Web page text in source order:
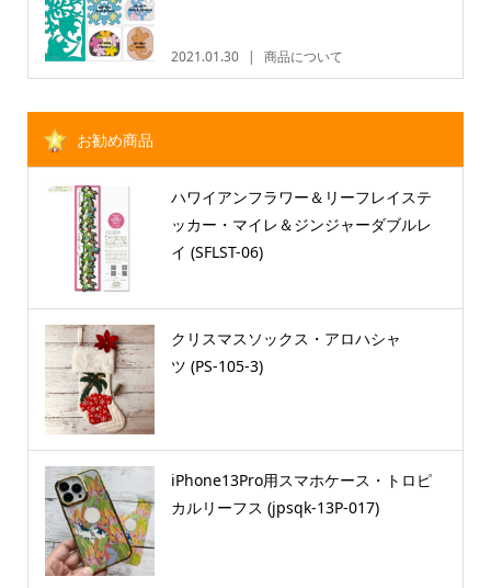
2021.01.30 商品について
お勧め商品
ハワイアンフラワー＆リーフレイステ
ッカー・マイレ＆ジンジャーダブルレ
イ (SFLST-06)
クリスマスソックス・アロハシャ
ツ (PS-105-3)
iPhone13Pro用スマホケース・トロピ
カルリーフス (jpsqk-13P-017)